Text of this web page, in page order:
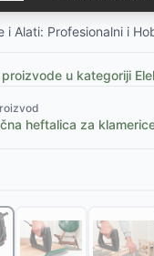
i Alati: Profesionalni i
u kategoriji
heftalica za
tapetarsku heftalicu
heftalica Villager
nije dostupan,
za klamerice i